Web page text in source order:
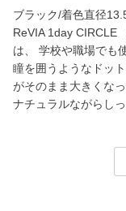
ブラック/着色直径
ReVIA 1day CIRCLE
は、 学校や職場でも
瞳を囲うようなドッ
がそのまま大きくな
ナチュラルながらし
／Blue Light Barrier
ク） といった幅広い